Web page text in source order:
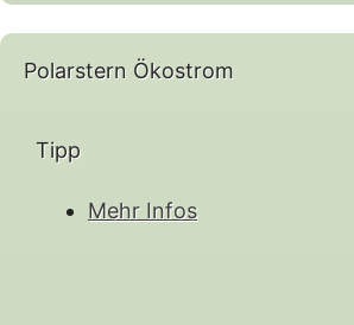
Polarstern Ökostrom
Tipp
Mehr Infos